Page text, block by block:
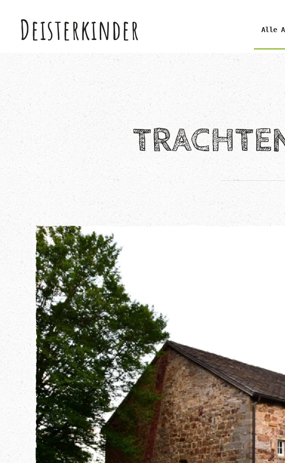
Skip to main content
Deisterkinder Alle